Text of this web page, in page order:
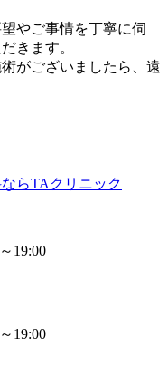
やご事情を丁寧に伺
きます。
がございましたら、遠
19:00
19:00